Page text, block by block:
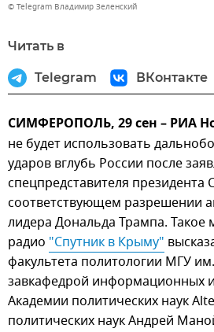
© Telegram Владимир Зеленский
Читать в
Telegram ВКонтакте
СИМФЕРОПОЛЬ, 29 сен – РИА
не будет использовать
ударов вглубь России после
спецпредставителя
соответствующем разрешении
лидера Дональда Трампа. Такое
радио "Спутник в Крыму"
факультета политологии МГУ
завкафедрой информационных
Академии политических наук
политических наук Андрей